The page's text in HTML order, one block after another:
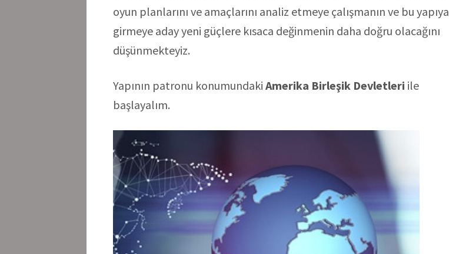
oyun planlarını ve amaçlarını analiz etmeye çalışmanın ve bu yapıya
girmeye aday yeni güçlere kısaca değinmenin daha doğru olacağını
düşünmekteyiz.
Yapının patronu konumundaki Amerika Birleşik Devletleri ile
başlayalım.